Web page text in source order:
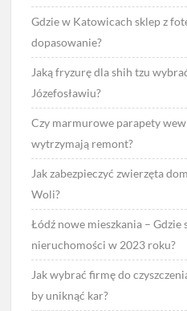
Gdzie w Katowicach sklep z
dopasowanie?
Jaką fryzurę dla shih tzu
Józefosławiu?
Czy marmurowe parapety
wytrzymają remont?
Jak zabezpieczyć zwierzęta
Woli?
Łódź nowe mieszkania – Gdzie
nieruchomości w 2023 roku?
Jak wybrać firmę do
by uniknąć kar?